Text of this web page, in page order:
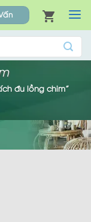
đu lồng chim”